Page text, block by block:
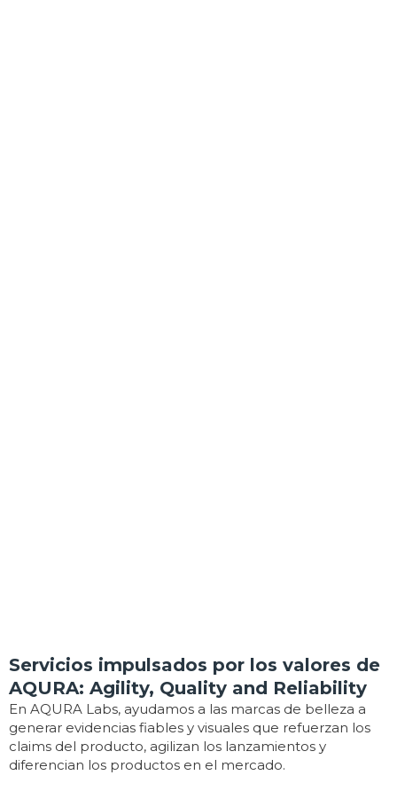
Servicios impulsados por los valores de
AQURA: Agility, Quality and Reliability
En AQURA Labs, ayudamos a las marcas de belleza a
generar evidencias fiables y visuales que refuerzan los
claims del producto, agilizan los lanzamientos y
diferencian los productos en el mercado.